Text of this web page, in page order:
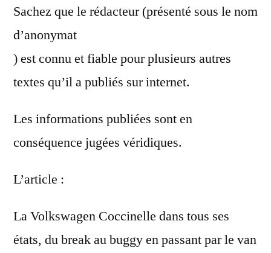
Sachez que le rédacteur (présenté sous le nom
d’anonymat
) est connu et fiable pour plusieurs autres
textes qu’il a publiés sur internet.
Les informations publiées sont en
conséquence jugées véridiques.
L’article :
La Volkswagen Coccinelle dans tous ses
états, du break au buggy en passant par le van